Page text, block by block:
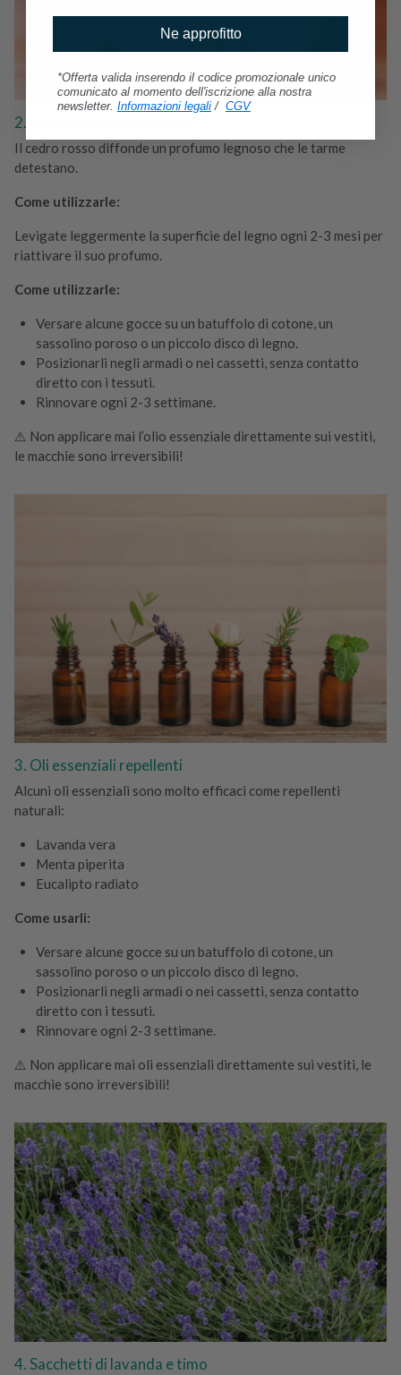
2. Le palline di cedro rosso
Il cedro rosso diffonde un profumo legnoso che le tarme
detestano.
Come utilizzarle:
Levigate leggermente la superficie del legno ogni 2-3 mesi per
riattivare il suo profumo.
Come utilizzarle:
Versare alcune gocce su un batuffolo di cotone, un
sassolino poroso o un piccolo disco di legno.
Posizionarli negli armadi o nei cassetti, senza contatto
diretto con i tessuti.
Rinnovare ogni 2-3 settimane.
⚠️ Non applicare mai l’olio essenziale direttamente sui vestiti,
le macchie sono irreversibili!
3. Oli essenziali repellenti
Alcuni oli essenziali sono molto efficaci come repellenti
naturali:
Lavanda vera
Menta piperita
Eucalipto radiato
Come usarli:
Versare alcune gocce su un batuffolo di cotone, un
sassolino poroso o un piccolo disco di legno.
Posizionarli negli armadi o nei cassetti, senza contatto
diretto con i tessuti.
Rinnovare ogni 2-3 settimane.
⚠️ Non applicare mai oli essenziali direttamente sui vestiti, le
macchie sono irreversibili!
4. Sacchetti di lavanda e timo
Ne approfitto
*Offerta valida inserendo il codice promozionale unico
comunicato al momento dell'iscrizione alla nostra
newsletter. Informazioni legali / CGV